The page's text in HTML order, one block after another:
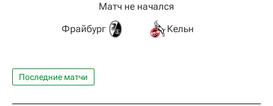
Фрайбург
Матч не начался
Кельн
Последние матчи